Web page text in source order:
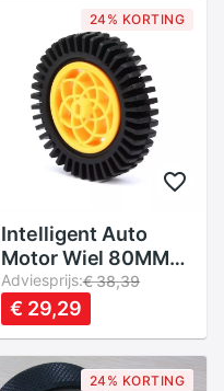
AbsorçãO De
Choque Para
Arduino DIY
24% KORTING
Intelligent Auto
Motor Wiel 80MM
Vlam Wiel TT Motor
Matching Standaard
Stuurwiel
Intelligente Auto
Wiel
Adviesprijs:€ 38,39
€ 29,29
24% KORTING